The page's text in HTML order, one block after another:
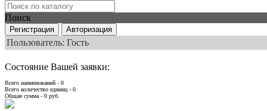
Поиск
Пользователь: Гость
Состояние Вашей заявки:
Всего наименований - 0
Всего количество единиц - 0
Общая сумма - 0 руб.